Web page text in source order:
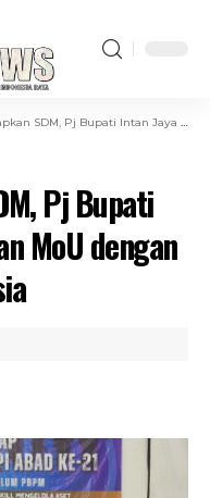
Intan Jaya Tandatangan MoU dengan Sekolah Anak Indonesia
Pj Bupati
MoU dengan